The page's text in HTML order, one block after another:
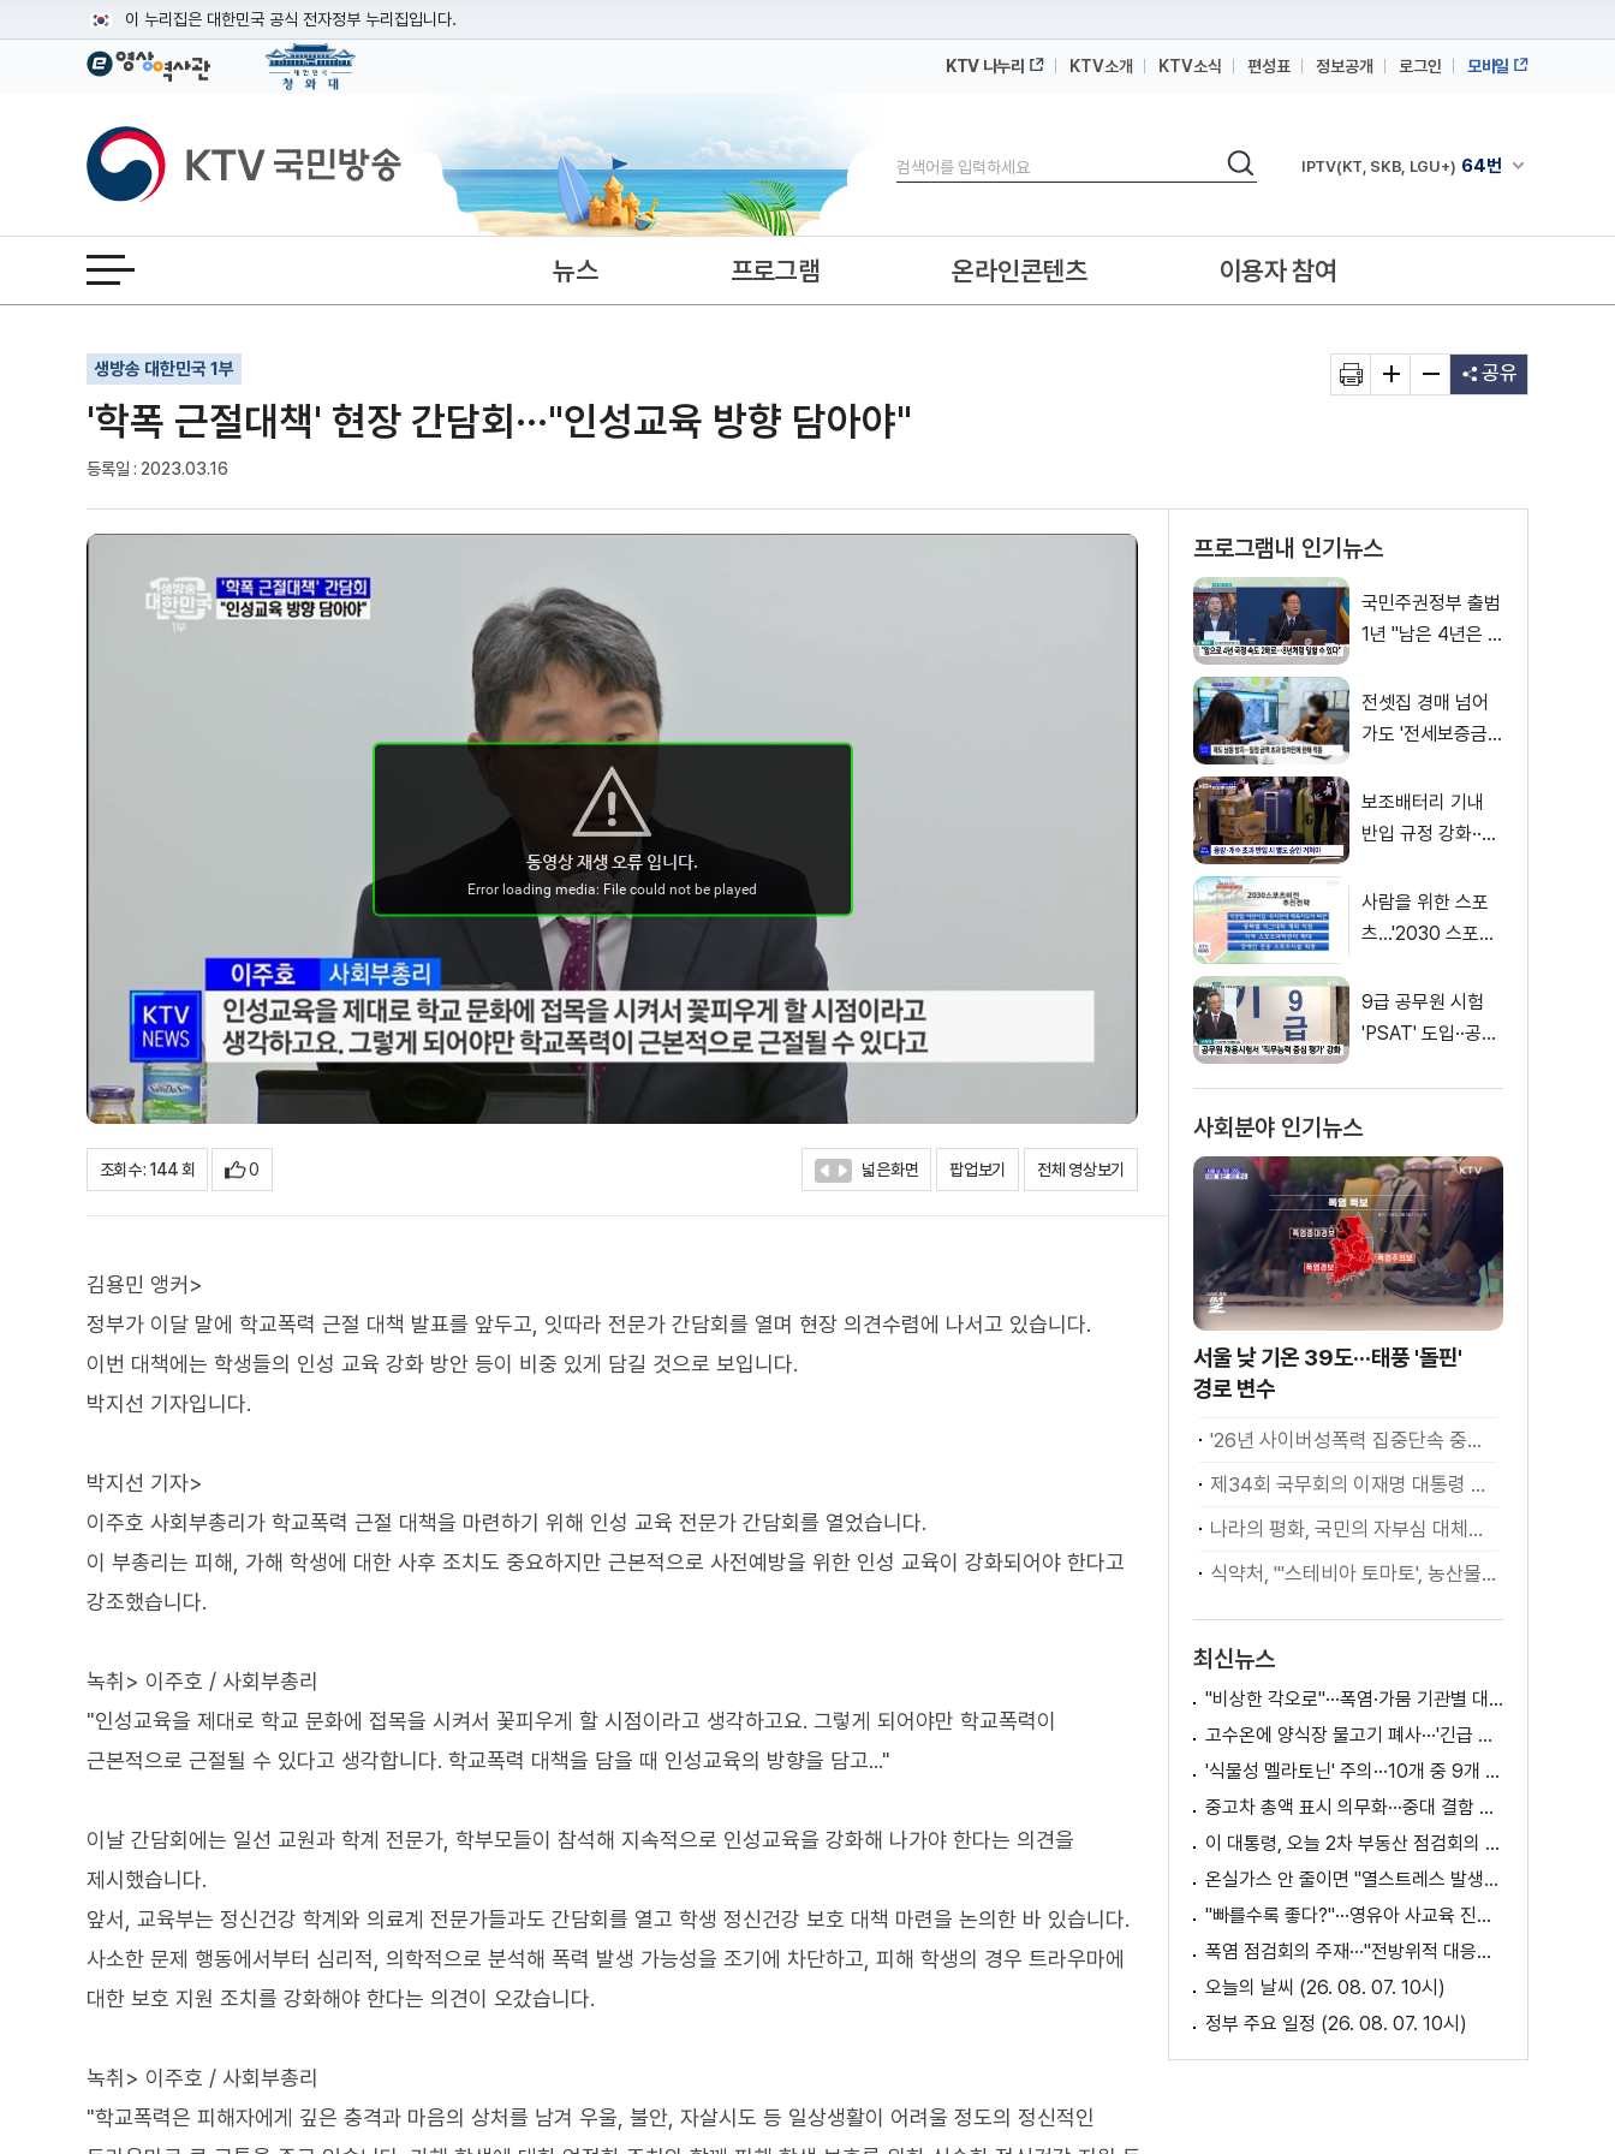
이 누리집은 대한민국 공식 전자정부 누리집입니다.
공식 누리집 주소 확인하기
이밖에 or.kr 또는 .kr등 다른 도메인 주소를 사용하고 있다면 아래 URL에서 도메인 주소를 확인해 보세요
운영중인 공식 누리집보기
KTV 나누리 KTV소개 KTV소식 편성표 정보공개 로그인 모바일
KTV국민방송
검색
검색 채널안내 펼쳐
IPTV(KT, SKB, LGU+) 64번
IPTV(KT, SKB, LGU+)
전체메뉴 열기 뉴스 프로그램 온라인콘텐츠 이용자 참여
생방송 대한민국 1부
'학폭 근절대책' 현장 간담회···"인성교육 방향 담아야"
등록일 : 2023.03.16
기사인쇄
글자확대
글자축소 공유
조회수 : 144 회 0 넓은화면 팝업보기 전체 영상보기
김용민 앵커>
정부가 이달 말에 학교폭력 근절 대책 발표를 앞두고, 잇따라 전문가 간담회를 열며 현장 의견수렴에 나서고 있습니다.
이번 대책에는 학생들의 인성 교육 강화 방안 등이 비중 있게 담길 것으로 보입니다.
박지선 기자입니다.
박지선 기자>
이주호 사회부총리가 학교폭력 근절 대책을 마련하기 위해 인성 교육 전문가 간담회를 열었습니다.
이 부총리는 피해, 가해 학생에 대한 사후 조치도 중요하지만 근본적으로 사전예방을 위한 인성 교육이 강화되어야 한다고
강조했습니다.
녹취> 이주호 / 사회부총리
"인성교육을 제대로 학교 문화에 접목을 시켜서 꽃피우게 할 시점이라고 생각하고요. 그렇게 되어야만 학교폭력이
근본적으로 근절될 수 있다고 생각합니다. 학교폭력 대책을 담을 때 인성교육의 방향을 담고..."
이날 간담회에는 일선 교원과 학계 전문가, 학부모들이 참석해 지속적으로 인성교육을 강화해 나가야 한다는 의견을
제시했습니다.
앞서, 교육부는 정신건강 학계와 의료계 전문가들과도 간담회를 열고 학생 정신건강 보호 대책 마련을 논의한 바 있습니다.
사소한 문제 행동에서부터 심리적, 의학적으로 분석해 폭력 발생 가능성을 조기에 차단하고, 피해 학생의 경우 트라우마에
대한 보호 지원 조치를 강화해야 한다는 의견이 오갔습니다.
녹취> 이주호 / 사회부총리
"학교폭력은 피해자에게 깊은 충격과 마음의 상처를 남겨 우울, 불안, 자살시도 등 일상생활이 어려울 정도의 정신적인
프로그램내 인기뉴스
국민주권정부 출범
1년 "남은 4년은 8
전셋집 경매 넘어
가도 '전세보증금'
보조배터리 기내
반입 규정 강화··
사람을 위한 스포
츠…'2030 스포츠
9급 공무원 시험
'PSAT' 도입··공정
사회분야 인기뉴스
서울 낮 기온 39도···태풍 '돌핀'
경로 변수
'26년 사이버성폭력 집중단속 중간성과 발표···향후 추진계획은?
제34회 국무회의 이재명 대통령 모두발언
나라의 평화, 국민의 자부심 대체불가 대한민국 이재명 대통령 모두말씀
식약처, "'스테비아 토마토', 농산물 아닌 가공식품"
최신뉴스
"비상한 각오로"···폭염·가뭄 기관별 대책은?
고수온에 양식장 물고기 폐사···'긴급 방류' 지원
'식물성 멜라토닌' 주의···10개 중 9개 처방 용량 초과
중고차 총액 표시 의무화···중대 결함 시 '계약 해제'
이 대통령, 오늘 2차 부동산 점검회의 주재
온실가스 안 줄이면 "열스트레스 발생일 29배 증가"
"빠를수록 좋다?"···영유아 사교육 진실과 해법은?
폭염 점검회의 주재···"전방위적 대응체계 가동"
오늘의 날씨 (26. 08. 07. 10시)
정부 주요 일정 (26. 08. 07. 10시)